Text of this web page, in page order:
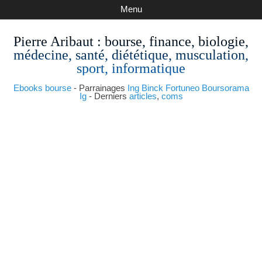
Pierre Aribaut : bourse, finance, biologie,
médecine, santé, diététique, musculation,
sport, informatique
Ebooks bourse- Parrainages Ing Binck Fortuneo Boursorama
Ig- Derniers articles, coms
Menu